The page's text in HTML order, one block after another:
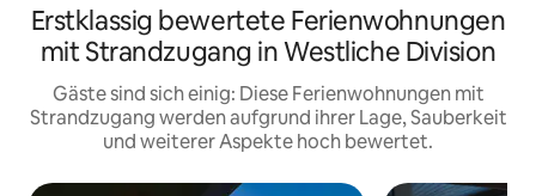
Erstklassig bewertete Ferienwohnungen
mit Strandzugang in Westliche Division
Gäste sind sich einig: Diese Ferienwohnungen mit
Strandzugang werden aufgrund ihrer Lage, Sauberkeit
und weiterer Aspekte hoch bewertet.